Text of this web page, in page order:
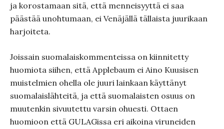
ja korostamaan sitä, että menneisyyttä ei saa
päästää unohtumaan, ei Venäjällä tällaista juurikaan
harjoiteta.
Joissain suomalaiskommenteissa on kiinnitetty
huomiota siihen, että Applebaum ei Aino Kuusisen
muistelmien ohella ole juuri lainkaan käyttänyt
suomalaislähteitä, ja että suomalaisten osuus on
muutenkin sivuutettu varsin ohuesti. Ottaen
huomioon että GULAGissa eri aikoina viruneiden